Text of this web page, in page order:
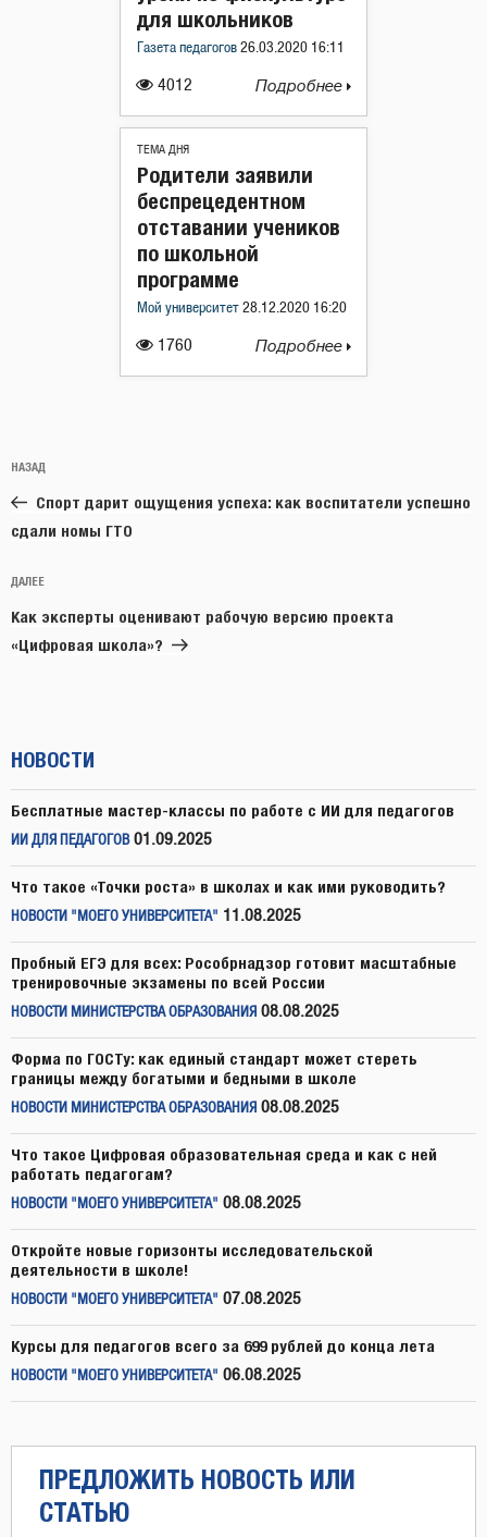
4012
для школьников
Газета педагогов 26.03.2020 16:11
Подробнее
ТЕМА ДНЯ
1760
Родители заявили
беспрецедентном
отставании учеников
по школьной
программе
Мой университет 28.12.2020 16:20
Подробнее
по
записям
Предыдущая
запись:
НАЗАД
Спорт дарит ощущения успеха: как воспитатели успешно
сдали номы ГТО
Следующая
запись
ДАЛЕЕ
Как эксперты оценивают рабочую версию проекта
«Цифровая школа»?
НОВОСТИ
Бесплатные мастер-классы по работе с ИИ для педагогов
ИИ ДЛЯ ПЕДАГОГОВ 01.09.2025
Что такое «Точки роста» в школах и как ими руководить?
НОВОСТИ "МОЕГО УНИВЕРСИТЕТА" 11.08.2025
Пробный ЕГЭ для всех: Рособрнадзор готовит масштабные
тренировочные экзамены по всей России
НОВОСТИ МИНИСТЕРСТВА ОБРАЗОВАНИЯ 08.08.2025
Форма по ГОСТу: как единый стандарт может стереть
границы между богатыми и бедными в школе
НОВОСТИ МИНИСТЕРСТВА ОБРАЗОВАНИЯ 08.08.2025
Что такое Цифровая образовательная среда и как с ней
работать педагогам?
НОВОСТИ "МОЕГО УНИВЕРСИТЕТА" 08.08.2025
Откройте новые горизонты исследовательской
деятельности в школе!
НОВОСТИ "МОЕГО УНИВЕРСИТЕТА" 07.08.2025
Курсы для педагогов всего за 699 рублей до конца лета
НОВОСТИ "МОЕГО УНИВЕРСИТЕТА" 06.08.2025
ПРЕДЛОЖИТЬ НОВОСТЬ ИЛИ
СТАТЬЮ